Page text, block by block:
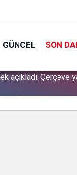
GÜNCEL SON
açıkladı: Çerçeve